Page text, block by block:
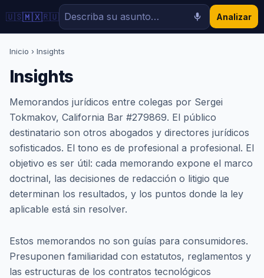
🇺🇸🇲🇽🇷🇺 Analizar
Inicio › Insights
Insights
Memorandos jurídicos entre colegas por Sergei
Tokmakov, California Bar #279869. El público
destinatario son otros abogados y directores jurídicos
sofisticados. El tono es de profesional a profesional. El
objetivo es ser útil: cada memorando expone el marco
doctrinal, las decisiones de redacción o litigio que
determinan los resultados, y los puntos donde la ley
aplicable está sin resolver.
Estos memorandos no son guías para consumidores.
Presuponen familiaridad con estatutos, reglamentos y
las estructuras de los contratos tecnológicos